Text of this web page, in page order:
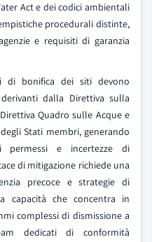
Act e dei codici ambientali
procedurali distinte,
e requisiti di garanzia
di bonifica dei siti devono
dalla Direttiva sulla
Quadro sulle Acque e
Stati membri, generando
e incertezze di
di mitigazione richiede una
precoce e strategie di
capacità che concentra in
complessi di dismissione a
dedicati di conformità